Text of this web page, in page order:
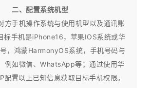
二、配置系统机型
方手机操作系统与使用机型以及通讯账
标手机是iPhone16，苹果IOS系统或华
，鸿蒙HarmonyOS系统，手机号码与
例如微信、WhatsApp等；通过使用华
配置以上已知信息获取目标手机权限。